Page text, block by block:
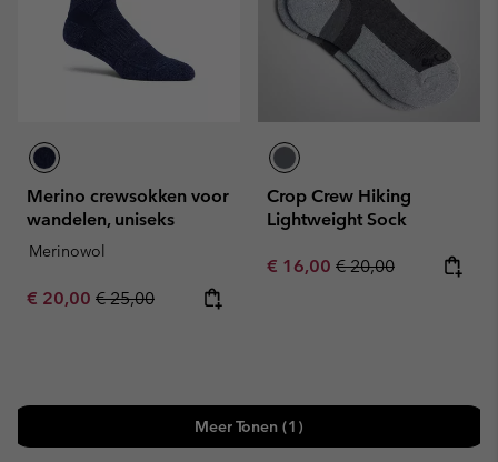
Merino crewsokken voor
wandelen, uniseks
Merinowol
Sale price:
€ 20,00 Regular price:
€ 25,00
Crop Crew Hiking
Lightweight Sock
Sale price:
€ 16,00 Regular price:
€ 20,00
Meer Tonen (1)